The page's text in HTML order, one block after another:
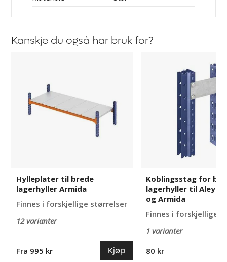
Kanskje du også har bruk for?
lagerhyller
Armida
Hylleplater til brede
lagerhyller Armida
Finnes i forskjellige størrelser
12 varianter
Fra 995 kr Kjøp
lagerhyller
Koblingsstag for
lagerhyller til
og Armida
Finnes i forskjellige
1 varianter
80 kr